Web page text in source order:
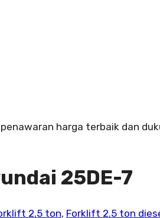
harga terbaik dan
25DE-7
2.5 ton, Forklift 2.5 ton